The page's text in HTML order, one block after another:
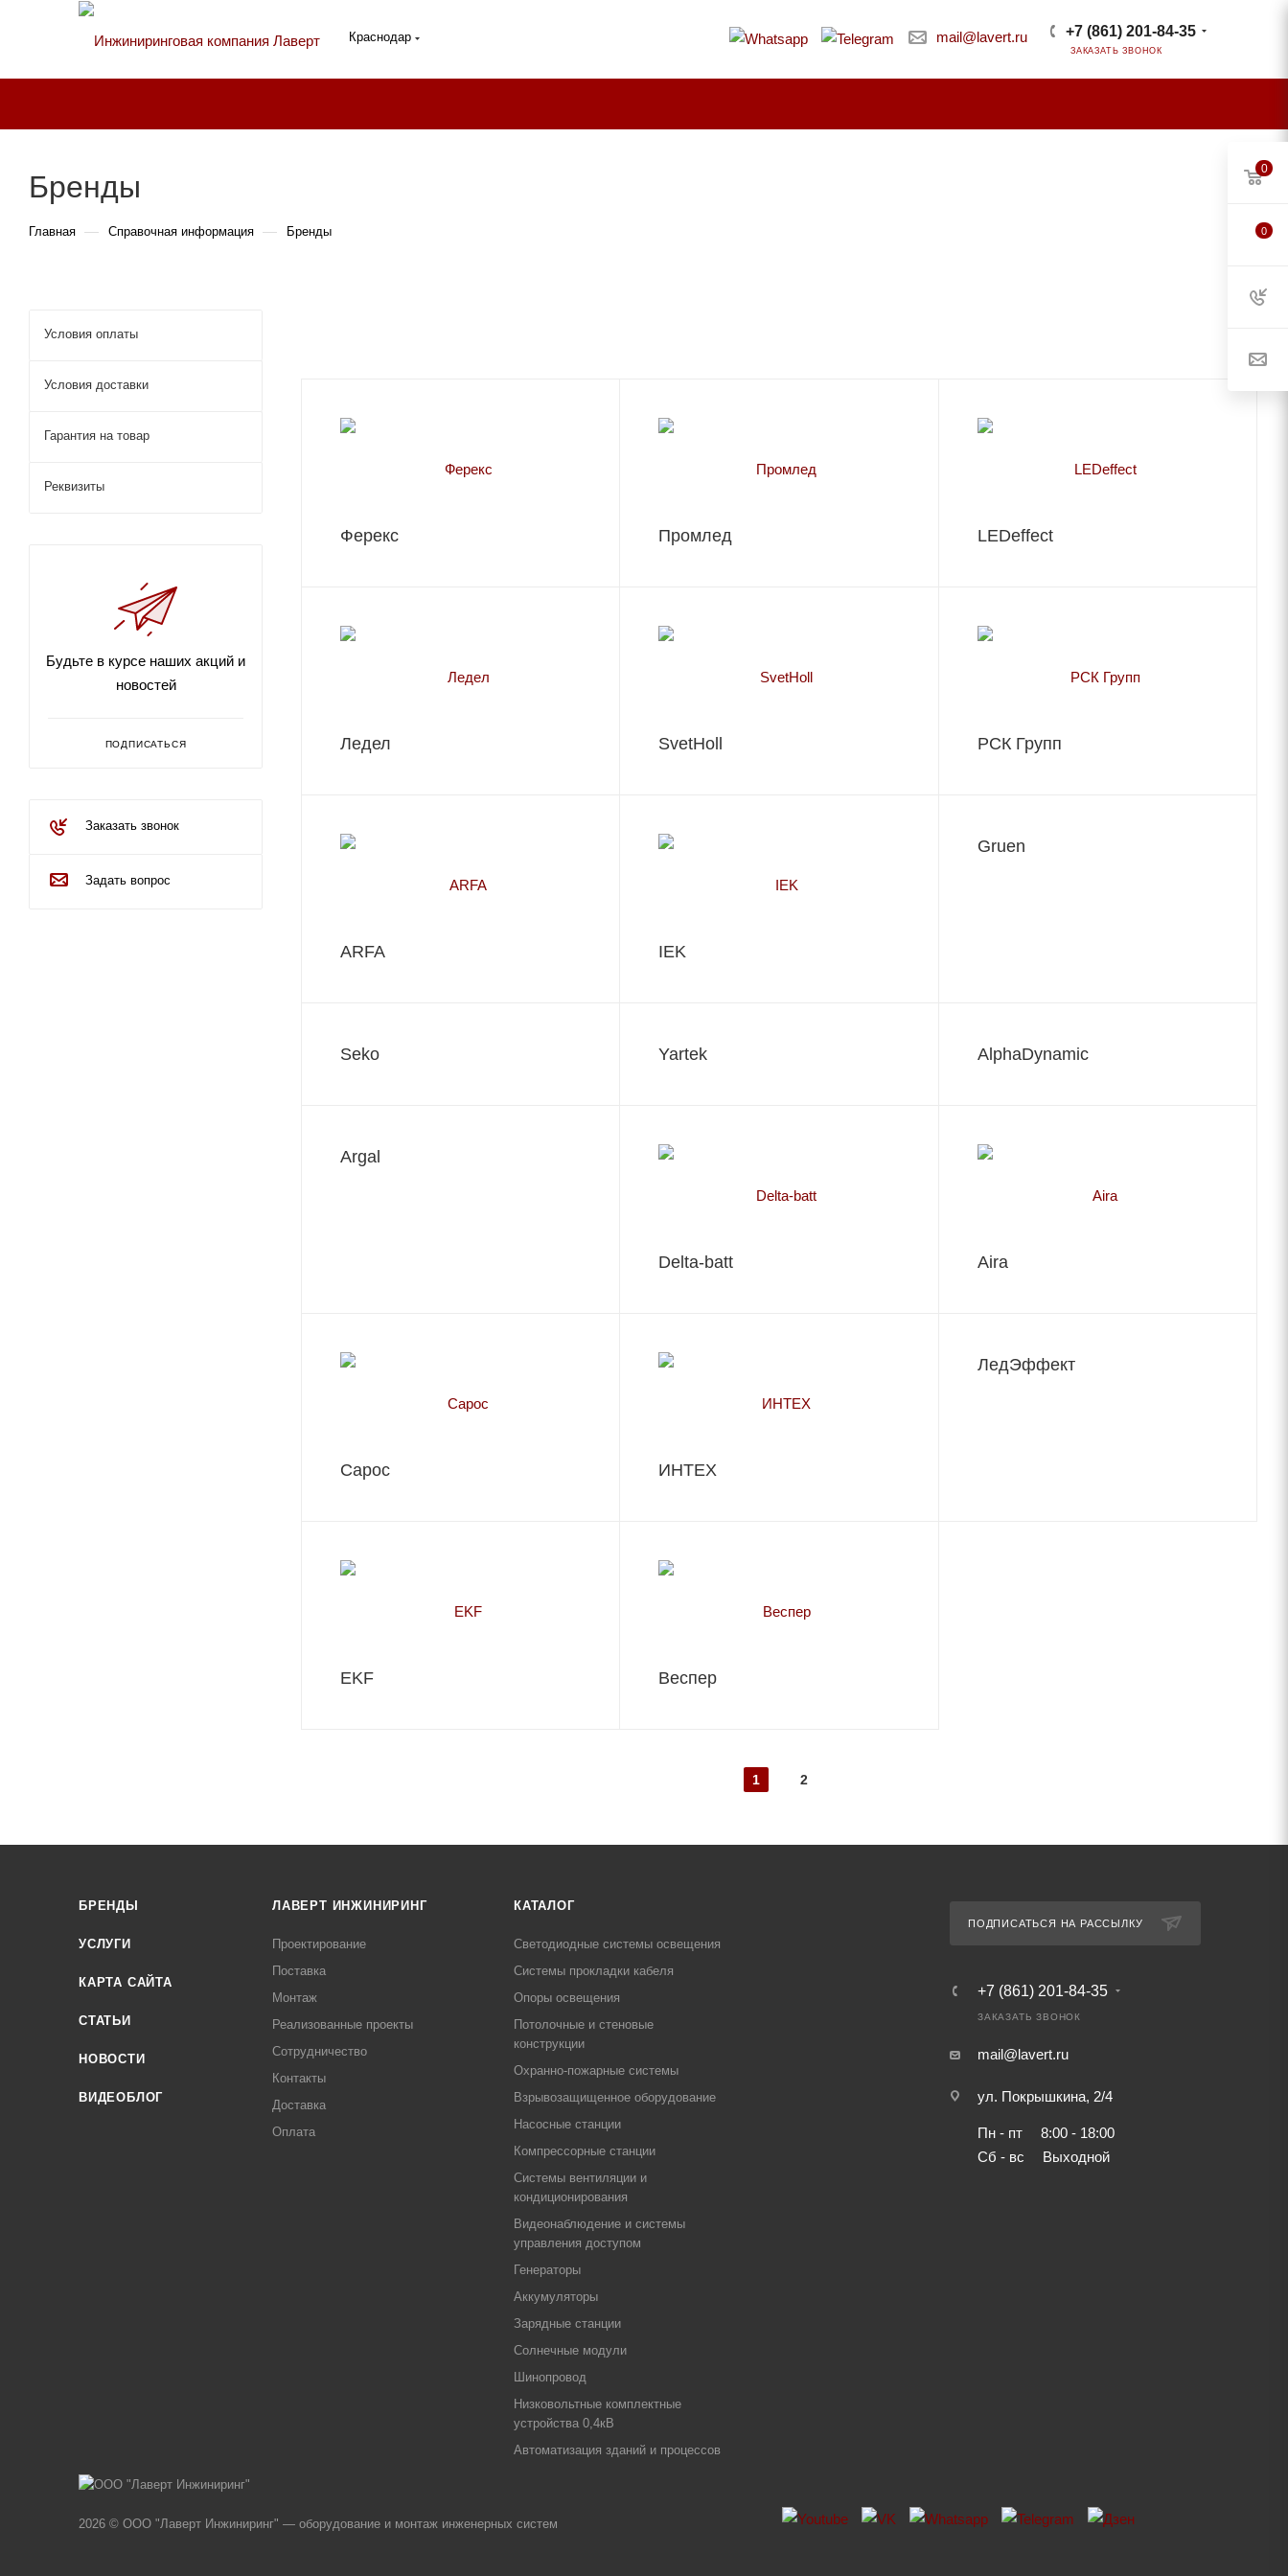
Краснодар mail@lavert.ru +7 (861) 201-84-35
ЗАКАЗАТЬ ЗВОНОК
Бренды
Главная — Справочная информация — Бренды
Ферекс Промлед LEDeffect
Ледел SvetHoll РСК Групп
ARFA IEK
Gruen
Seko Yartek AlphaDynamic
Argal
Delta-batt Aira
Сарос ИНТЕХ
ЛедЭффект
EKF Веспер
1 2
Условия оплаты
Условия доставки
Гарантия на товар
Реквизиты
Будьте в курсе наших акций и
новостей
ПОДПИСАТЬСЯ
Заказать звонок
Задать вопрос
БРЕНДЫ
УСЛУГИ
КАРТА САЙТА
СТАТЬИ
НОВОСТИ
ВИДЕОБЛОГ
ЛАВЕРТ ИНЖИНИРИНГ
Проектирование
Поставка
Монтаж
Реализованные проекты
Сотрудничество
Контакты
Доставка
Оплата
КАТАЛОГ
Светодиодные системы освещения
Системы прокладки кабеля
Опоры освещения
Потолочные и стеновые
конструкции
Охранно-пожарные системы
Взрывозащищенное оборудование
Насосные станции
Компрессорные станции
Системы вентиляции и
кондиционирования
Видеонаблюдение и системы
управления доступом
Генераторы
Аккумуляторы
Зарядные станции
Солнечные модули
Шинопровод
Низковольтные комплектные
устройства 0,4кВ
Автоматизация зданий и процессов
ПОДПИСАТЬСЯ НА РАССЫЛКУ
+7 (861) 201-84-35
ЗАКАЗАТЬ ЗВОНОК
mail@lavert.ru
ул. Покрышкина, 2/4
Пн - пт
8:00 - 18:00
Сб - вс
Выходной
2026 © ООО "Лаверт Инжиниринг" — оборудование и монтаж инженерных систем
0
0